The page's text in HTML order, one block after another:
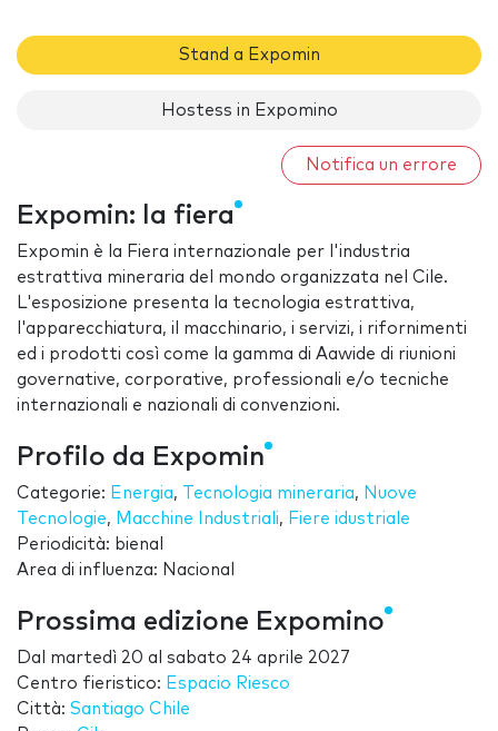
Stand a Expomin
Hostess in Expomino
Notifica un errore
Expomin: la fiera
Expomin è la Fiera internazionale per l'industria
estrattiva mineraria del mondo organizzata nel Cile.
L'esposizione presenta la tecnologia estrattiva,
l'apparecchiatura, il macchinario, i servizi, i rifornimenti
ed i prodotti così come la gamma di Aawide di riunioni
governative, corporative, professionali e/o tecniche
internazionali e nazionali di convenzioni.
Profilo da Expomin
Categorie: Energia, Tecnologia mineraria, Nuove
Tecnologie, Macchine Industriali, Fiere idustriale
Periodicità: bienal
Area di influenza: Nacional
Prossima edizione Expomino
Dal martedì 20 al sabato 24 aprile 2027
Centro fieristico: Espacio Riesco
Città: Santiago Chile